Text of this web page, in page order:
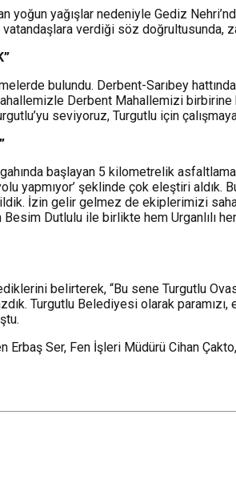
yoğun yağışlar nedeniyle Gediz
vatandaşlara verdiği söz
bulundu. Derbent-Sarıbey
Derbent Mahallemizi
seviyoruz, Turgutlu için
başlayan 5 kilometrelik
yapmıyor’ şeklinde çok eleştiri
İzin gelir gelmez de ekiplerimizi
Dutlulu ile birlikte hem
belirterek, “Bu sene Turgutlu
Turgutlu Belediyesi olarak
Erbaş Ser, Fen İşleri Müdürü Cihan